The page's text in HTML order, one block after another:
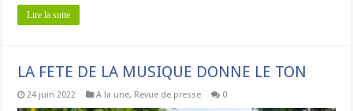
Lire la suite
LA FETE DE LA MUSIQUE DONNE LE TON
24 juin 2022 A la une, Revue de presse 0